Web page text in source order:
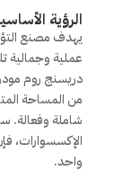
الرؤية
يهدف مصنع
عملية وجمالية
دريسنج روم
من المساحة
شاملة وفعالة.
الإكسسوارات،
واحد.